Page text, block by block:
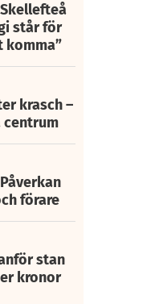
står för
komma”
krasch –
förare
stan
kronor